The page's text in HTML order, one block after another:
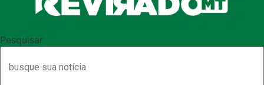
Pesquisar